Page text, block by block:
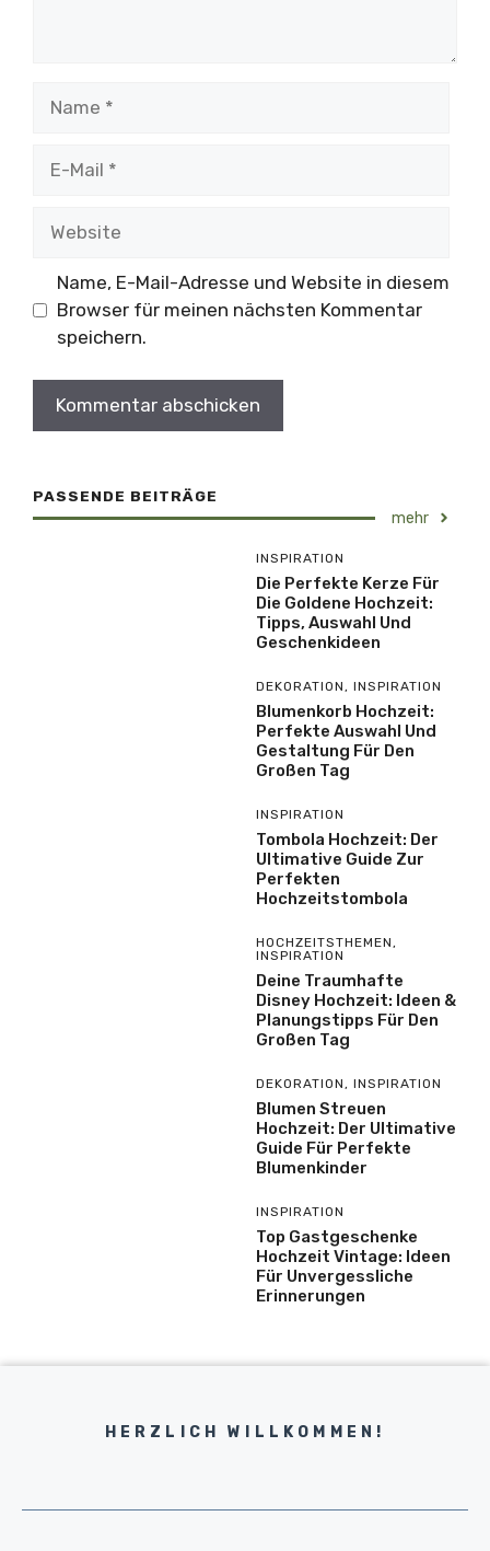
Name, E-Mail-Adresse und Website in diesem
Browser für meinen nächsten Kommentar
speichern.
PASSENDE BEITRÄGE
mehr
INSPIRATION
Die Perfekte Kerze Für
Die Goldene Hochzeit:
Tipps, Auswahl Und
Geschenkideen
DEKORATION , INSPIRATION
Blumenkorb Hochzeit:
Perfekte Auswahl Und
Gestaltung Für Den
Großen Tag
INSPIRATION
Tombola Hochzeit: Der
Ultimative Guide Zur
Perfekten
Hochzeitstombola
HOCHZEITSTHEMEN ,
INSPIRATION
Deine Traumhafte
Disney Hochzeit: Ideen &
Planungstipps Für Den
Großen Tag
DEKORATION , INSPIRATION
Blumen Streuen
Hochzeit: Der Ultimative
Guide Für Perfekte
Blumenkinder
INSPIRATION
Top Gastgeschenke
Hochzeit Vintage: Ideen
Für Unvergessliche
Erinnerungen
HERZLICH WILLKOMMEN!